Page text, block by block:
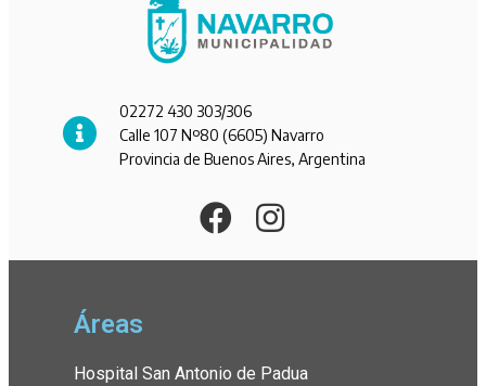
02272 430 303/306
Calle 107 Nº80 (6605) Navarro
Provincia de Buenos Aires, Argentina
Áreas
Hospital San Antonio de Padua